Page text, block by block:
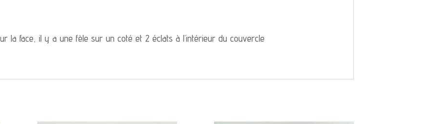
la face, il y a une fèle sur un coté et 2 éclats à l’intérieur du couvercle